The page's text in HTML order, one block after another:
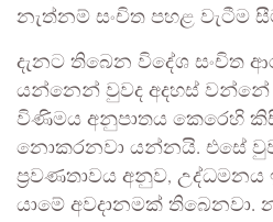
නැත්නම් සංචිත පහළ වැටීම
දැනට තිබෙන විදේශ සංචිත
යන්නෙන් වුවද අදහස් වන්නේ
විණිමය අනුපාතය කෙරෙහි
නොකරනවා යන්නයි. එසේ
ප්‍රවණතාවය අනුව,
යාමේ අවදානමක් තිබෙනවා.